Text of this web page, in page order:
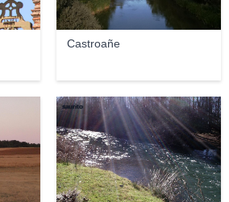
Castroañe
saurito